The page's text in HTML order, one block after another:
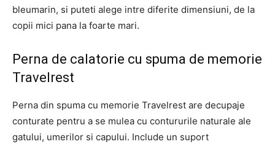
bleumarin, si puteti alege intre diferite dimensiuni, de la
copii mici pana la foarte mari.
Perna de calatorie cu spuma de memorie
Travelrest
Perna din spuma cu memorie Travelrest are decupaje
conturate pentru a se mulea cu contururile naturale ale
gatului, umerilor si capului. Include un suport